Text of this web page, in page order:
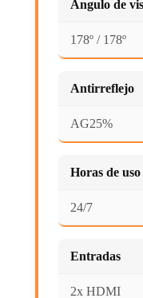
Ángulo de
178º / 178º
Antirreflejo
AG25%
Horas de uso
24/7
Entradas
2x HDMI